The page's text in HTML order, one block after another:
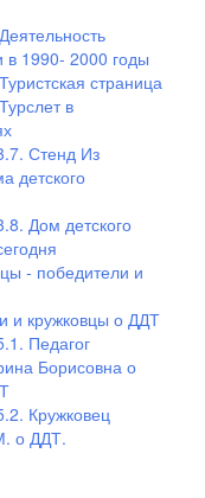
в 1990- 2000 годы
страница
в
Стенд Из
детского
Дом детского
- победители и
и кружковцы о ДДТ
Педагог
Борисовна о
Кружковец
о ДДТ.